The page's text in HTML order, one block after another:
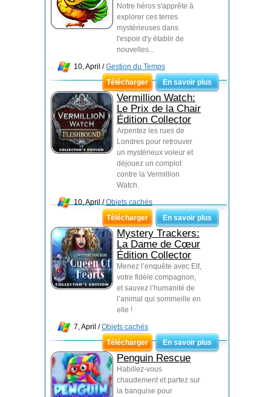
Notre héros s'apprête à
explorer ces terres
mystérieuses dans
l'espoir d'y établir de
nouvelles...
10, April /Gestion du Temps
Télécharger
En savoir plus
Vermillion Watch:
Le Prix de la Chair
Édition Collector
Arpentez les rues de
Londres pour retrouver
un mystérieux voleur et
déjouez un complot
contre la Vermillion
Watch.
10, April /Objets cachés
Télécharger
En savoir plus
Mystery Trackers:
La Dame de Cœur
Édition Collector
Menez l’enquête avec Elf,
votre fidèle compagnon,
et sauvez l’humanité de
l’animal qui sommeille en
elle !
7, April /Objets cachés
Télécharger
En savoir plus
Penguin Rescue
Habillez-vous
chaudement et partez sur
la banquise pour